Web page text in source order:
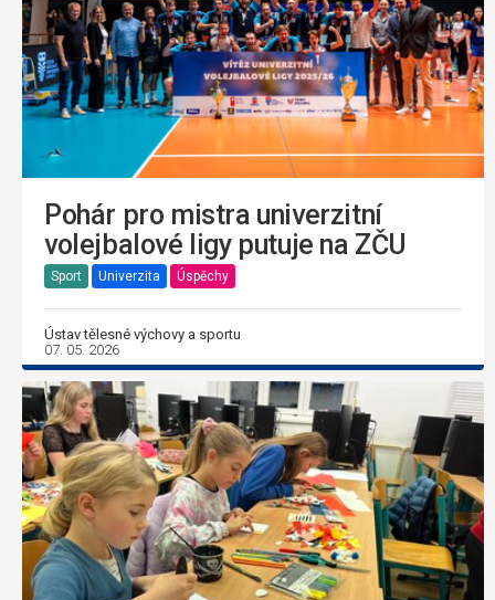
Pohár pro mistra univerzitní
volejbalové ligy putuje na ZČU
Sport Univerzita Úspěchy
Ústav tělesné výchovy a sportu
07. 05. 2026